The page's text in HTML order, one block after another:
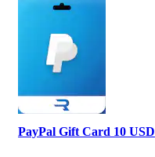
PayPal Gift Card 10 USD